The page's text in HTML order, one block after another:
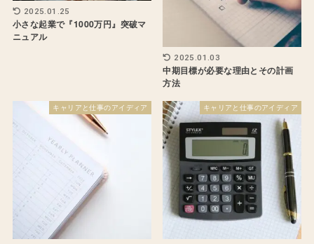
2025.01.25
小さな起業で『1000万円』突破マ
ニュアル
2025.01.03
中期目標が必要な理由とその計画
方法
キャリアと仕事のアイディア キャリアと仕事のアイディア